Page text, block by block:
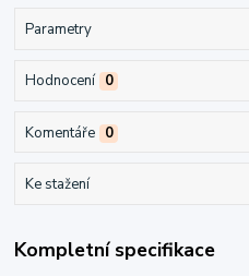
Parametry
Hodnocení 0
Komentáře 0
Ke stažení
Kompletní specifikace